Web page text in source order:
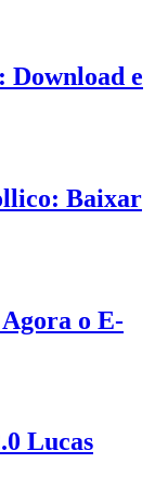
Download e
Baixar
o E-
Lucas